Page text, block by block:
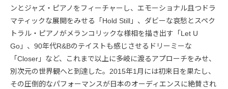
ンとジャズ・ピアノをフィーチャーし、エモーショナル且つドラ
マティックな展開をみせる「Hold Still」、ダビーな哀愁とスペク
トラル・ピアノがメランコリックな様相を描き出す「Let U
Go」、90年代R&Bのテイストも感じさせるドリーミーな
「Closer」など、これまで以上に多岐に渡るアプローチをみせ、
別次元の世界観へと到達した。2015年1月には初来日を果たし、
その圧倒的なパフォーマンスが日本のオーディエンスに絶賛され